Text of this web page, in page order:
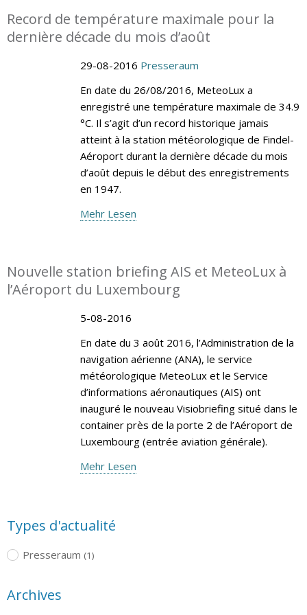
Record de température maximale pour la
dernière décade du mois d’août
29-08-2016 Presseraum
En date du 26/08/2016, MeteoLux a
enregistré une température maximale de 34.9
°C. Il s’agit d’un record historique jamais
atteint à la station météorologique de Findel-
Aéroport durant la dernière décade du mois
d’août depuis le début des enregistrements
en 1947.
Mehr Lesen
Nouvelle station briefing AIS et MeteoLux à
l’Aéroport du Luxembourg
5-08-2016
En date du 3 août 2016, l’Administration de la
navigation aérienne (ANA), le service
météorologique MeteoLux et le Service
d’informations aéronautiques (AIS) ont
inauguré le nouveau Visiobriefing situé dans le
container près de la porte 2 de l’Aéroport de
Luxembourg (entrée aviation générale).
Mehr Lesen
Types d'actualité
Presseraum (1)
Archives